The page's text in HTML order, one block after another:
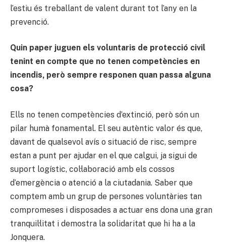
l’estiu és treballant de valent durant tot l’any en la
prevenció.
Quin paper juguen els voluntaris de protecció civil
tenint en compte que no tenen competències en
incendis, però sempre responen quan passa alguna
cosa?
Ells no tenen competències d’extinció, però són un
pilar humà fonamental. El seu autèntic valor és que,
davant de qualsevol avís o situació de risc, sempre
estan a punt per ajudar en el que calgui, ja sigui de
suport logístic, col·laboració amb els cossos
d’emergència o atenció a la ciutadania. Saber que
comptem amb un grup de persones voluntàries tan
compromeses i disposades a actuar ens dona una gran
tranquil·litat i demostra la solidaritat que hi ha a la
Jonquera.